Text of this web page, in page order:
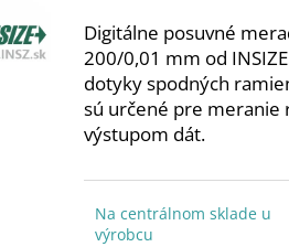
Digitálne posuvné
200/0,01 mm od
dotyky spodných
sú určené pre meranie
výstupom dát.
Na centrálnom sklade u
výrobcu